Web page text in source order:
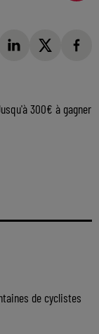
300€ à gagner
de cyclistes